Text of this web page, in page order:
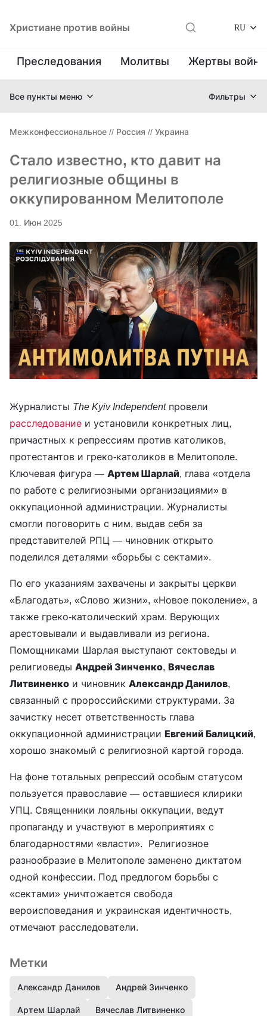
Христиане против войны RU
Преследования Молитвы Жертвы
Все пункты меню Фильтры
Межконфессиональное // Россия // Украина
Стало известно, кто давит на
религиозные общины в
оккупированном Мелитополе
01. Июн 2025
Журналисты The Kyiv Independentпровели
расследование и установили конкретных лиц,
причастных к репрессиям против католиков,
протестантов и греко-католиков в Мелитополе.
Ключевая фигура — Артем Шарлай, глава «отдела
по работе с религиозными организациями» в
оккупационной администрации. Журналисты
смогли поговорить с ним, выдав себя за
представителей РПЦ — чиновник открыто
поделился деталями «борьбы с сектами».
По его указаниям захвачены и закрыты церкви
«Благодать», «Слово жизни», «Новое поколение», а
также греко-католический храм. Верующих
арестовывали и выдавливали из региона.
Помощниками Шарлая выступают сектоведы и
религиоведы Андрей Зинченко, Вячеслав
Литвиненко и чиновник Александр Данилов,
связанный с пророссийскими структурами. За
зачистку несет ответственность глава
оккупационной администрации Евгений Балицкий,
хорошо знакомый с религиозной картой города.
На фоне тотальных репрессий особым статусом
пользуется православие — оставшиеся клирики
УПЦ. Священники лояльны оккупации, ведут
пропаганду и участвуют в мероприятиях с
благодарностями «власти». Религиозное
разнообразие в Мелитополе заменено диктатом
одной конфессии. Под предлогом борьбы с
«сектами» уничтожается свобода
вероисповедания и украинская идентичность,
отмечают расследователи.
Метки
Александр Данилов Андрей Зинченко
Артем Шарлай Вячеслав Литвиненко